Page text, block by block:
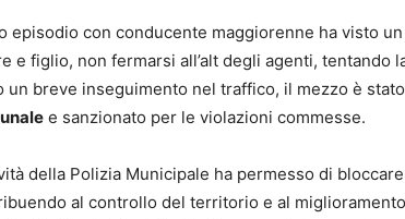
episodio con conducente maggiorenne ha visto
e figlio, non fermarsi all’alt degli agenti, tentando
un breve inseguimento nel traffico, il mezzo è
e sanzionato per le violazioni commesse.
della Polizia Municipale ha permesso di
al controllo del territorio e al